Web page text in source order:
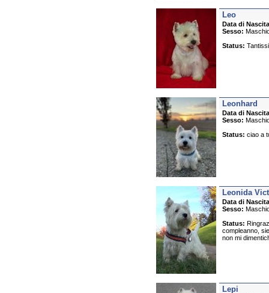
Leo
Data di
Sesso:
Status:
Leonhard
Data di
Sesso:
Status: ciao a
Leonida
Data di
Sesso:
Status:
compleanno,
non mi
Lepi